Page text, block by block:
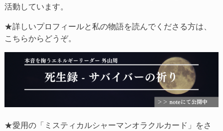
活動しています。
★詳しいプロフィールと私の物語を読んでくださる方は、
こちらからどうぞ。
★愛用の「ミスティカルシャーマンオラクルカード」をさ